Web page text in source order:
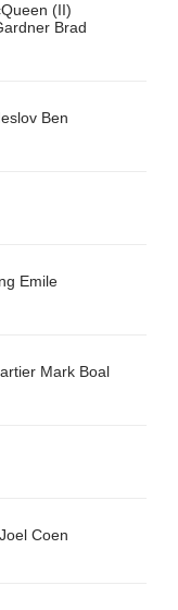
(II)
Brad
Ben
Emile
Mark Boal
Joel Coen